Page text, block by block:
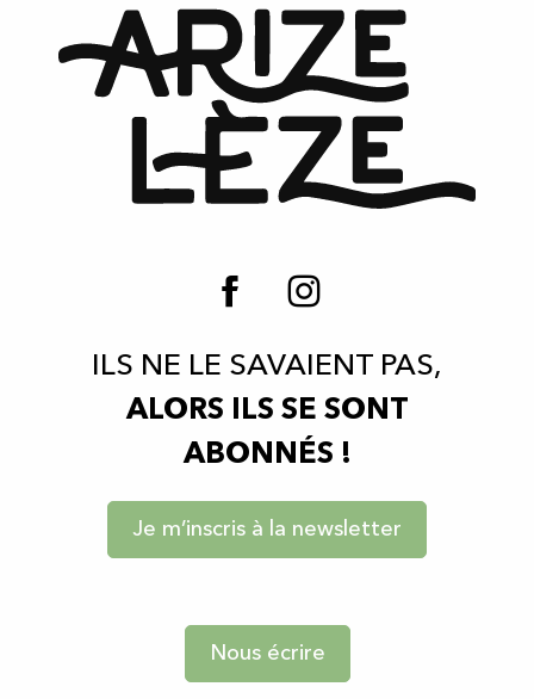
ILS NE LE SAVAIENT PAS,
ALORS ILS SE SONT
ABONNÉS !
Je m’inscris à la newsletter
Nous écrire